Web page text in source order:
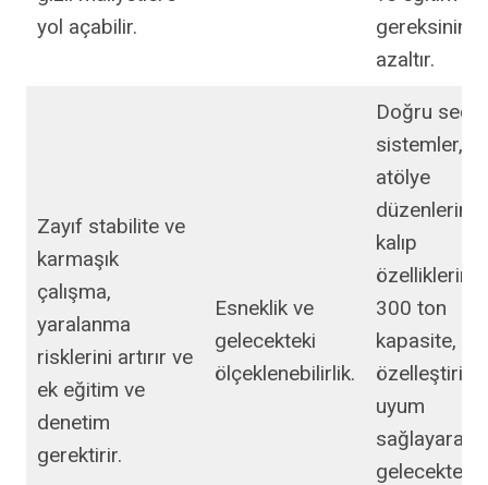
yol açabilir.
azaltır.
Zayıf stabilite ve
karmaşık
çalışma,
yaralanma
risklerini artırır ve
ek eğitim ve
denetim
gerektirir.
Esneklik ve
gelecekteki
ölçeklenebilirlik.
Doğru
sistemler,
atölye
düzenlerine
kalıp
özelliklerine
300 ton
kapasite,
uyum
sağlayarak
gelecekteki